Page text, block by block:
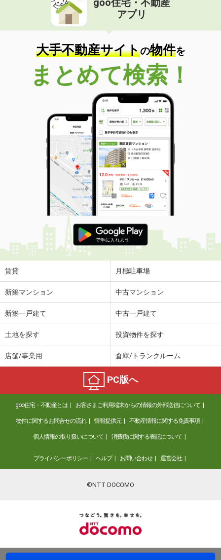
goo住宅・不動産
アプリ
大手不動産サイトの物件を
まとめて検索！
賃貸 月極駐車場
新築マンション 中古マンション
新築一戸建て 中古一戸建て
土地を探す 投資物件を探す
店舗/事業用 倉庫/トランクルーム
PC版へ
goo住宅・不動産とは お客さまご利用端末からの情報の外部送信について
物件に関するお問合せの流れ 情報提供元 不動産情報に関する免責事項
個人情報の取り扱いについて 消費税に関する表記について
プライバシーポリシー ヘルプ お問い合わせ 運営会社
©NTT DOCOMO